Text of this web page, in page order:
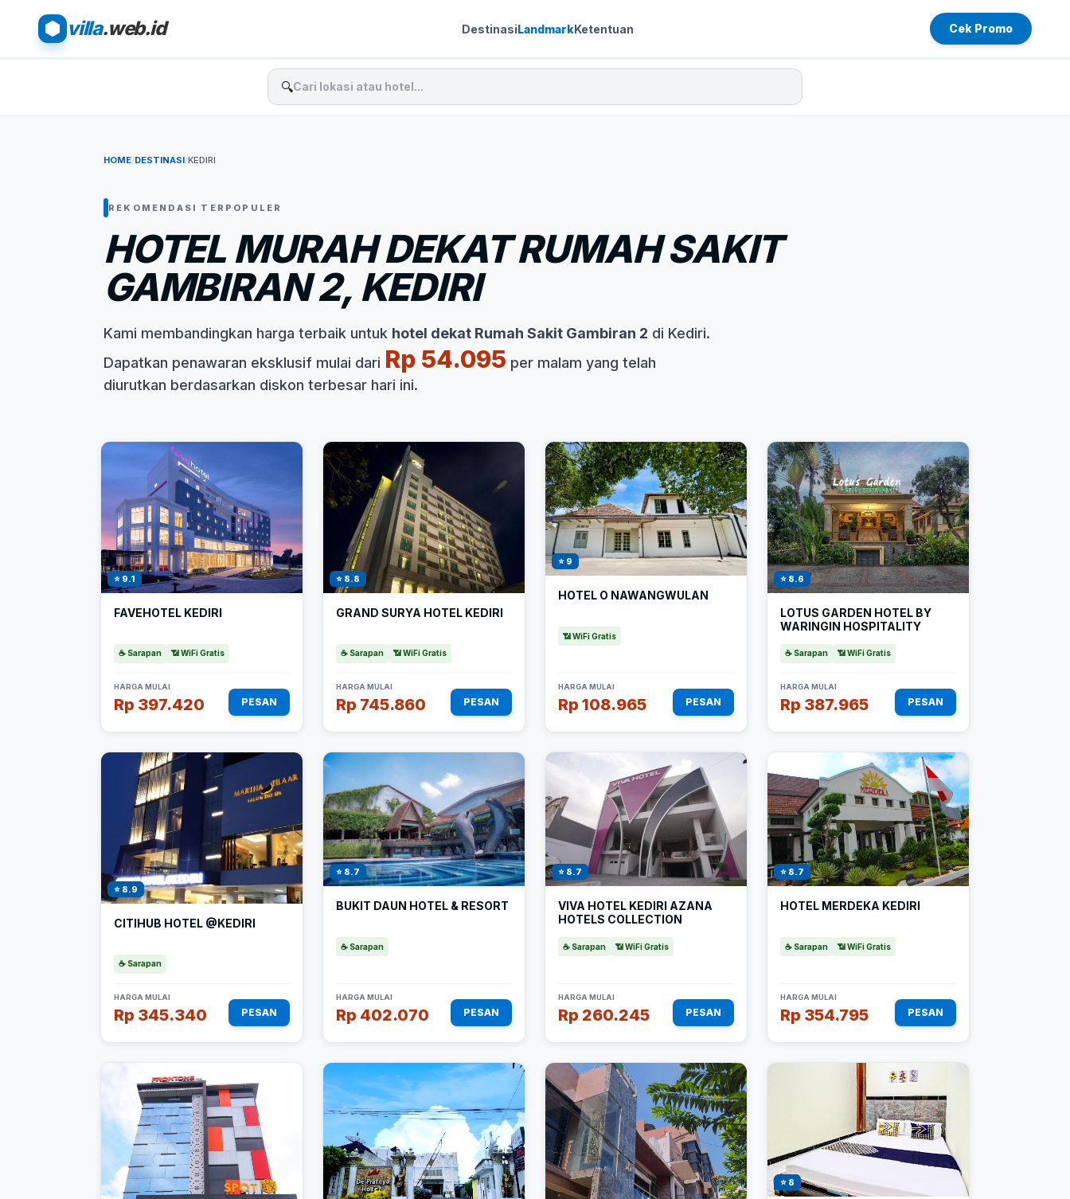
villa.web.id DestinasiLandmarkKetentuan Cek Promo
🔍
HOME/DESTINASI/KEDIRI
REKOMENDASI TERPOPULER
HOTEL MURAH DEKAT RUMAH SAKIT
GAMBIRAN 2, KEDIRI
Kami membandingkan harga terbaik untuk hotel dekat Rumah Sakit Gambiran 2 di Kediri.
Dapatkan penawaran eksklusif mulai dari Rp 54.095 per malam yang telah
diurutkan berdasarkan diskon terbesar hari ini.
⭐ 9.1
FAVEHOTEL KEDIRI
☕ Sarapan 📶 WiFi Gratis
HARGA MULAI
Rp 397.420 PESAN
⭐ 8.8
GRAND SURYA HOTEL KEDIRI
☕ Sarapan 📶 WiFi Gratis
HARGA MULAI
Rp 745.860 PESAN
⭐ 9
HOTEL O NAWANGWULAN
📶 WiFi Gratis
HARGA MULAI
Rp 108.965 PESAN
⭐ 8.6
LOTUS GARDEN HOTEL BY
WARINGIN HOSPITALITY
☕ Sarapan 📶 WiFi Gratis
HARGA MULAI
Rp 387.965 PESAN
⭐ 8.9
CITIHUB HOTEL @KEDIRI
☕ Sarapan
HARGA MULAI
Rp 345.340 PESAN
⭐ 8.7
BUKIT DAUN HOTEL & RESORT
☕ Sarapan
HARGA MULAI
Rp 402.070 PESAN
⭐ 8.7
VIVA HOTEL KEDIRI AZANA
HOTELS COLLECTION
☕ Sarapan 📶 WiFi Gratis
HARGA MULAI
Rp 260.245 PESAN
⭐ 8.7
HOTEL MERDEKA KEDIRI
☕ Sarapan 📶 WiFi Gratis
HARGA MULAI
Rp 354.795 PESAN
⭐ 8